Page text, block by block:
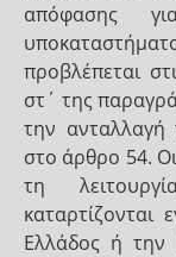
απόφασης
προβλέπεται
στ΄ της
την ανταλλαγή
στο άρθρο 54.
τη
Ελλάδος ή την